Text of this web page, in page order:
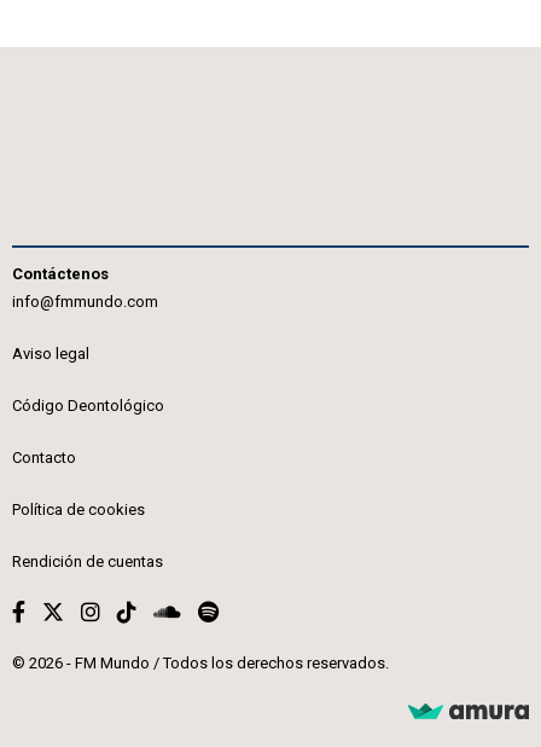
Contáctenos
info@fmmundo.com
Aviso legal
Código Deontológico
Contacto
Política de cookies
Rendición de cuentas
© 2026 - FM Mundo / Todos los derechos reservados.